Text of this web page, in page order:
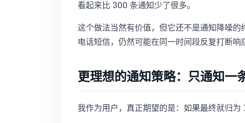
看起来比 300 条通知少了很多。
这个做法当然有价值，但它还不是通知降噪
电话短信，仍然可能在同一时间段反复打断响
更理想的通知策略：只通知一
我作为用户，真正期望的是：如果最终就归为